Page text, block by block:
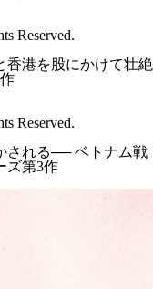
Reserved.
香港を股にかけて壮絶
Reserved.
される── ベトナム戦
ズ第3作